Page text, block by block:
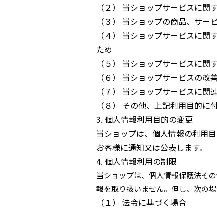
（２） 当ショップサービスに
（３） 当ショップの商品、サー
（４） 当ショップサービスに
ため
（５） 当ショップサービスに
（６） 当ショップサービスの
（７） 当ショップサービスに
（８） その他、上記利用目的に
3. 個人情報利用目的の変更
当ショップは、個人情報の利用
お客様に通知又は公表します。
4. 個人情報利用の制限
当ショップは、個人情報保護法そ
報を取り扱いません。但し、次の
（１） 法令に基づく場合